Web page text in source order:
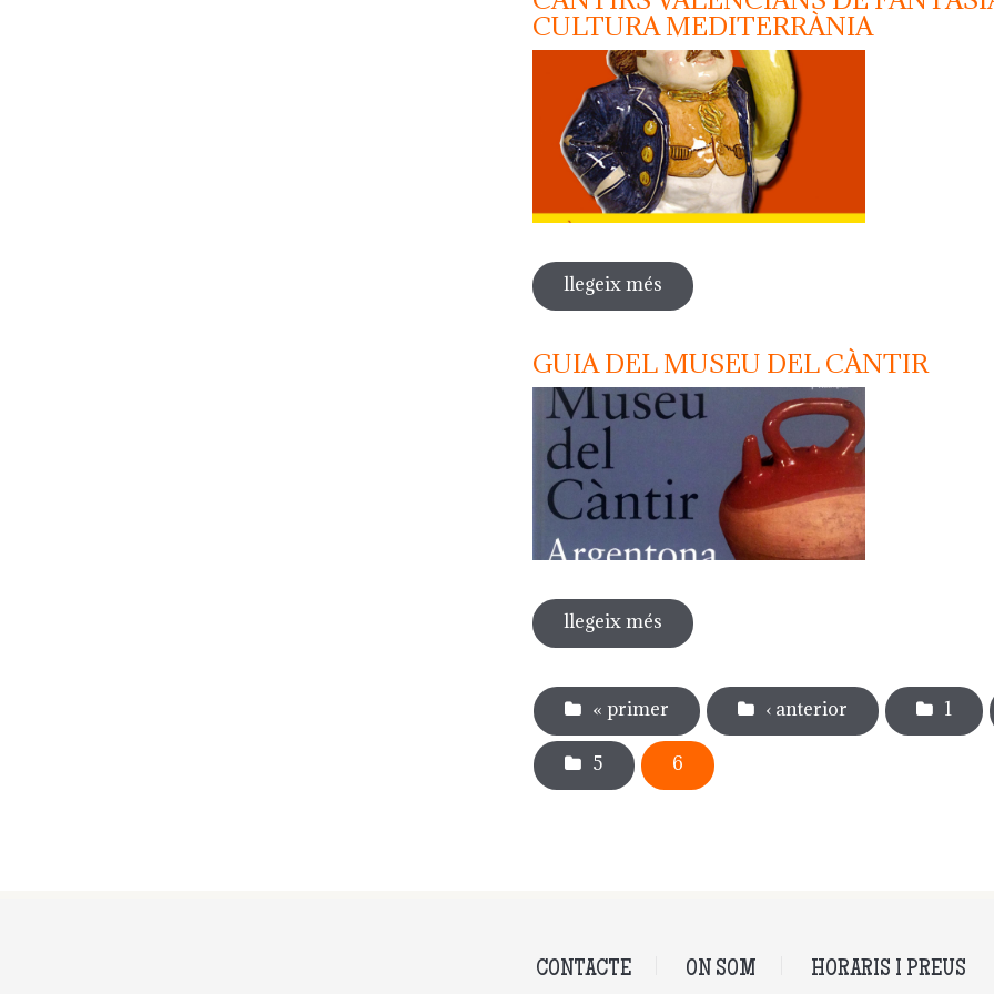
CULTURA MEDITERRÀNIA
llegeix més sobre càntirs valencians de
GUIA DEL MUSEU DEL CÀNTIR
llegeix més sobre guia del museu del càntir
Pàgines
« primer ‹ anterior 1
5 6
CONTACTE ON SOM HORARIS I PREUS